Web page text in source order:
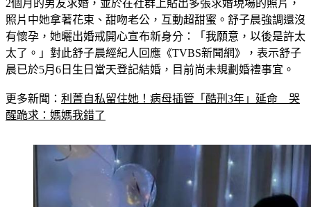
2個月的男友求婚，並於在社群上貼出多張求婚現場的照片，
照片中她拿著花束、甜吻老公，互動超甜蜜。舒子晨強調還沒
有懷孕，她曬出婚戒開心宣布新身分：「我願意，以後是許太
太了。」對此舒子晨經紀人回應《TVBS新聞網》，表示舒子
晨已於5月6日生日當天登記結婚，目前尚未規劃婚禮事宜。
更多新聞： 利菁自私留住她！病母插管「酷刑3年」延命　哭
醒跪求：媽媽我錯了